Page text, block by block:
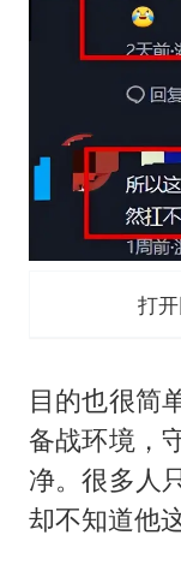
打
目的也很简
备战环境，
净。很多人
却不知道他